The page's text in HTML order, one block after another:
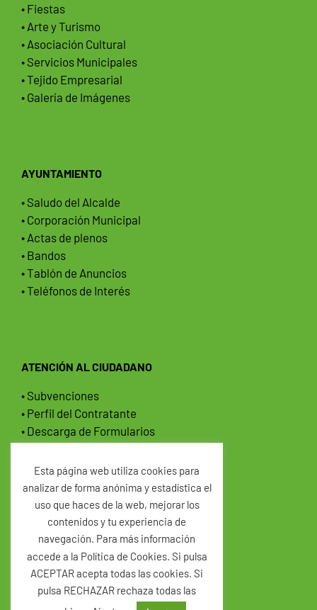
• Fiestas
• Arte y Turismo
• Asociación Cultural
• Servicios Municipales
• Tejido Empresarial
• Galería de Imágenes
AYUNTAMIENTO
• Saludo del Alcalde
• Corporación Municipal
• Actas de plenos
• Bandos
• Tablón de Anuncios
• Teléfonos de Interés
ATENCIÓN AL CIUDADANO
• Subvenciones
• Perfil del Contratante
• Descarga de Formularios
• Ordenanzas Municipales
AGENDA
NOTICIAS
CONTACTO
Esta página web utiliza cookies para
analizar de forma anónima y estadística el
uso que haces de la web, mejorar los
contenidos y tu experiencia de
navegación. Para más información
accede a la Política de Cookies. Si pulsa
ACEPTAR acepta todas las cookies. Si
pulsa RECHAZAR rechaza todas las